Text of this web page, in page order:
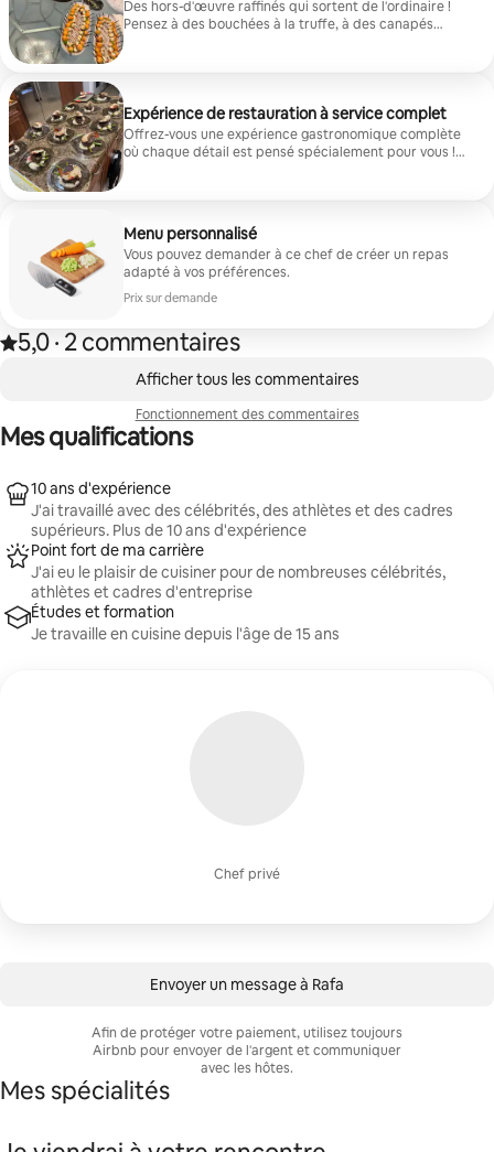
Des hors-d'œuvre raffinés qui sortent de l'ordinaire !
Pensez à des bouchées à la truffe, à des canapés
Expérience de restauration à service complet
Offrez-vous une expérience gastronomique complète
où chaque détail est pensé spécialement pour vous !
détendez-vous et savourez chaque plat. C'est la vie
que vous méritez, réservez maintenant !
Menu personnalisé
Vous pouvez demander à ce chef de créer un repas
adapté à vos préférences.
Prix sur demande
5,0 sur 5 étoiles, issue de 2 commentaires
5,0
, · 2 commentaires
0 sur 0 élément visible
Afficher tous les commentaires
Fonctionnement des commentaires
Mes qualifications
Chef privé
10 ans d'expérience
J'ai travaillé avec des célébrités, des athlètes et des cadres
supérieurs. Plus de 10 ans d'expérience
Point fort de ma carrière
J'ai eu le plaisir de cuisiner pour de nombreuses célébrités,
athlètes et cadres d'entreprise
Études et formation
Je travaille en cuisine depuis l'âge de 15 ans
Envoyer un message à Rafa
Afin de protéger votre paiement, utilisez toujours
Airbnb pour envoyer de l'argent et communiquer
avec les hôtes.
Mes spécialités